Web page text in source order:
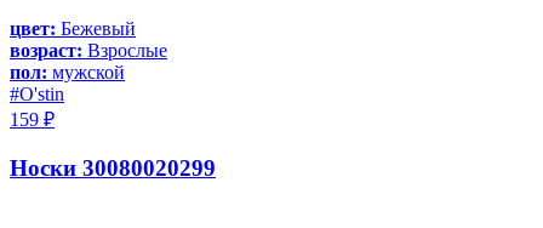
цвет: Бежевый
возраст: Взрослые
пол: мужской
#O'stin
159 ₽
Носки 30080020299